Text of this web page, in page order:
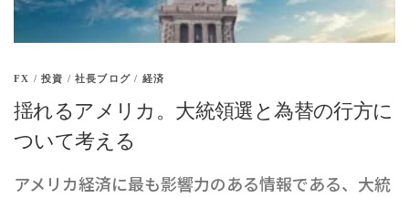
FX /投資 /社長ブログ / 経済
揺れるアメリカ。大統領選と為替の行方に
ついて考える
アメリカ経済に最も影響力のある情報である、大統